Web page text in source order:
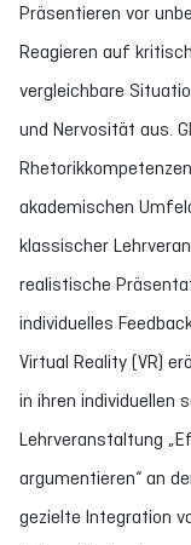
Präsentieren vor
Reagieren auf
vergleichbare
und Nervosität aus.
akademischen
klassischer
realistische
individuelles
Virtual Reality (VR)
in ihren individuellen
Lehrveranstaltung
argumentieren“ an
gezielte Integration